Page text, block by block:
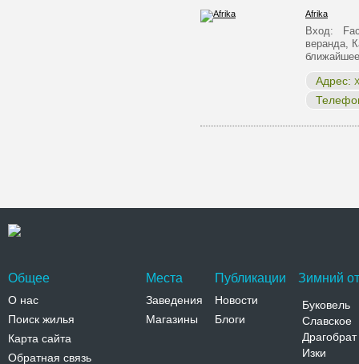
Afrika
Вход:
веранда,
Адрес:
Общее
О нас
Поиск жилья
Карта сайта
Обратная связь
Места
Заведения
Магазины
Публикации
Новости
Блоги
Зимний
Буковель
Славское
Драгобрат
Изки